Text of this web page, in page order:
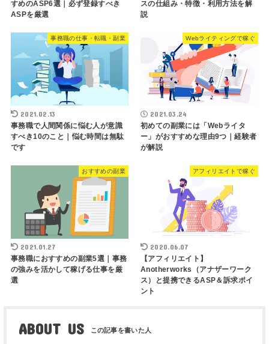
すめのASP6選｜必ず登録すべき
ASPを厳選
スの仕組み・特徴・利用方法を解
説
事務職の仕事・転職・副業
2021.02.13
事務職で人間関係に悩む人が意識
すべき10のこと｜悩む時間は無駄
です
Webライティングで稼ぐ
2021.03.24
初めての副業には「Webライタ
ー」がおすすめな理由9つ｜経験者
が解説
おすすめの副業
2021.01.27
事務職におすすめの副業5選｜事務
の強みを活かして稼げる仕事を厳
選
アフィリエイトで稼ぐ
2020.06.07
【アフィリエイト】
Anotherworks（アナザーワーク
ス）と提携できるASP＆訴求ポイ
ント
ABOUT US